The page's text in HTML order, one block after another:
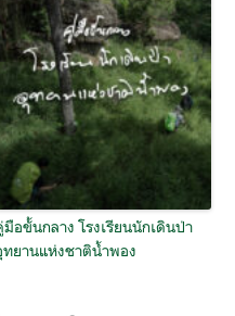
มือขั้นกลาง โรงเรียนนักเดินป่า
ทยานแห่งชาติน้ำพอง